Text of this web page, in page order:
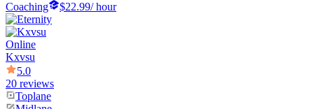
Coaching
$22.99/ hour
Online
Kxvsu
5.0
20 reviews
Toplane